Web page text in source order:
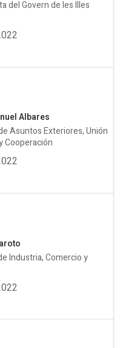
del Govern de les Illes
Albares
Asuntos Exteriores, Unión
Cooperación
Industria, Comercio y